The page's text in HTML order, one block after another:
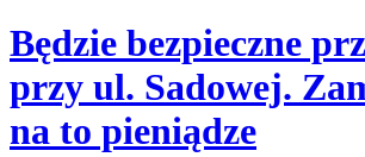
Będzie bezpieczne
przy ul. Sadowej.
na to pieniądze